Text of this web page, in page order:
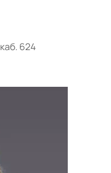
624